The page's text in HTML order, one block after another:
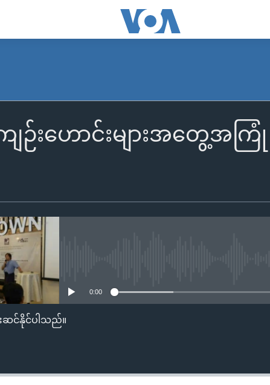
/ကျဉ်းဟောင်းများအတွ
0:00
ဆင်နိုင်ပါသည်။